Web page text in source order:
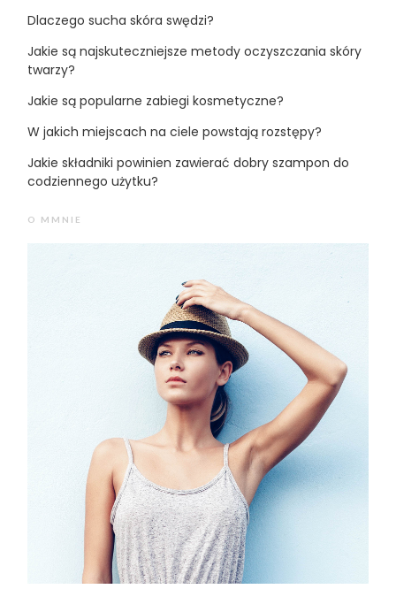
Dlaczego sucha skóra swędzi?
Jakie są najskuteczniejsze metody oczyszczania skóry
twarzy?
Jakie są popularne zabiegi kosmetyczne?
W jakich miejscach na ciele powstają rozstępy?
Jakie składniki powinien zawierać dobry szampon do
codziennego użytku?
O MMNIE